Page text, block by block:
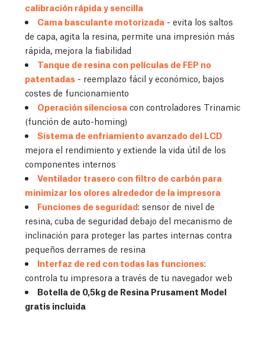
calibración rápida y sencilla
Cama basculante motorizada - evita los saltos
de capa, agita la resina, permite una impresión más
rápida, mejora la fiabilidad
Tanque de resina con películas de FEP no
patentadas - reemplazo fácil y económico, bajos
costes de funcionamiento
Operación silenciosa con controladores Trinamic
(función de auto-homing)
Sistema de enfriamiento avanzado del LCD
mejora el rendimiento y extiende la vida útil de los
componentes internos
Ventilador trasero con filtro de carbón para
minimizar los olores alrededor de la impresora
Funciones de seguridad: sensor de nivel de
resina, cuba de seguridad debajo del mecanismo de
inclinación para proteger las partes internas contra
pequeños derrames de resina
Interfaz de red con todas las funciones:
controla tu impresora a través de tu navegador web
Botella de 0,5kg de Resina Prusament Model
gratis incluida